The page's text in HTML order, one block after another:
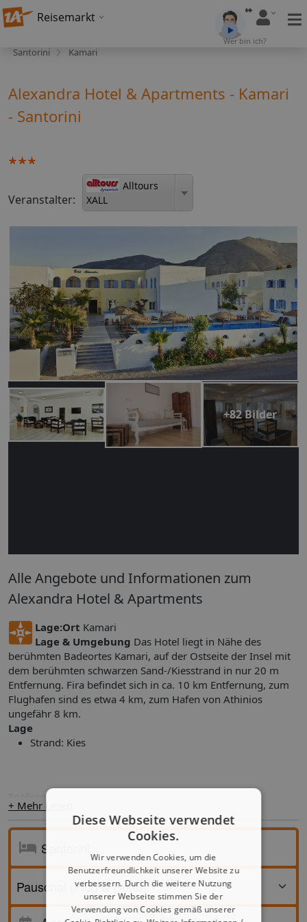
Reisemarkt
Wer bin ich?
Santorini Kamari
Alexandra Hotel & Apartments - Kamari
- Santorini
Veranstalter:
Alltours
XALL
+82 Bilder
Alle Angebote und Informationen zum
Alexandra Hotel & Apartments
Lage:Ort Kamari
Lage & Umgebung Das Hotel liegt in Nähe des
berühmten Badeortes Kamari, auf der Ostseite der Insel mit
dem berühmten schwarzen Sand-/Kiesstrand in nur 20 m
Entfernung. Fira befindet sich in ca. 10 km Entfernung, zum
Flughafen sind es etwa 4 km, zum Hafen von Athinios
ungefähr 8 km.
Lage
Strand: Kies
Entfernungen:
Strand ca. 20 m
Stadtzentrum/Ortszentrum ca. 9000 m
Das bietet Ihre Unterkunft: Gerne heißt das Hotel die
Reisenden in den insgesamt 54 Zimmern willkommen. Das
Haus bietet einen Empfangsbereich und eine Rezeption. Zum
+ Mehr Lesen
Anreise
Diese Webseite verwendet
Cookies.
Wir verwenden Cookies, um die
Benutzerfreundlichkeit unserer Website zu
verbessern. Durch die weitere Nutzung
unserer Webseite stimmen Sie der
Verwendung von Cookies gemäß unserer